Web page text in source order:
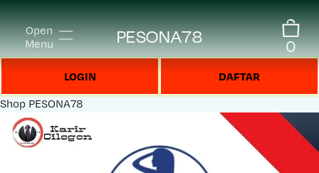
Open
Menu
PESONA78 0
LOGIN DAFTAR
Shop PESONA78